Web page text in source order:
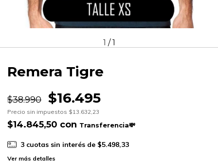
1 /1
Remera Tigre
$38.990 $16.495
Precio sin impuestos $13.632,23
$14.845,50 con
3 cuotas sin interés de $5.498,33
Ver más detalles